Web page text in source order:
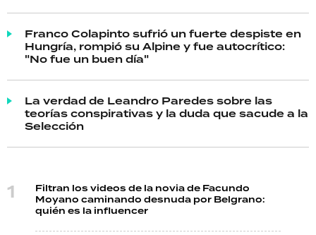
Franco Colapinto sufrió un fuerte despiste en
Hungría, rompió su Alpine y fue autocrítico:
"No fue un buen día"
La verdad de Leandro Paredes sobre las
teorías conspirativas y la duda que sacude a la
Selección
Filtran los videos de la novia de Facundo
Moyano caminando desnuda por Belgrano:
quién es la influencer